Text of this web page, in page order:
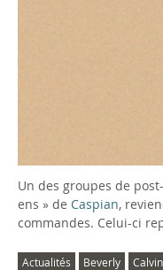
i
v
e
Un des groupes de
ens » de Caspian,
commandes. Celui-ci
Actualités Beverly